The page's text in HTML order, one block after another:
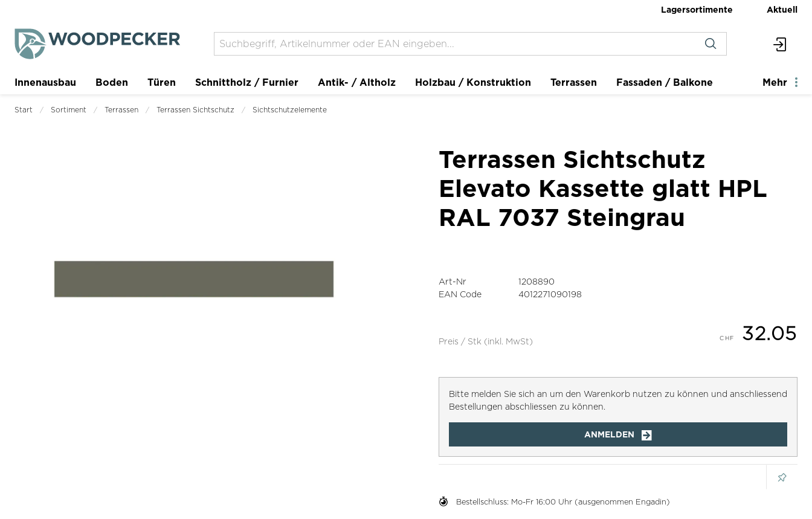
Lagersortimente Aktuell
Innenausbau Boden Türen Schnittholz / Furnier Antik- / Altholz Holzbau / Konstruktion Terrassen Fassaden / Balkone
Trockenbau Planer
Mehr
Start Sortiment Terrassen Terrassen Sichtschutz Sichtschutzelemente
Terrassen Sichtschutz
Elevato Kassette glatt HPL
RAL 7037 Steingrau
Preis / Stk (inkl. MwSt) 32.05
Bitte melden Sie sich an um den Warenkorb nutzen zu können und anschliessend
Bestellungen abschliessen zu können.
ANMELDEN
Bestellschluss: Mo-Fr 16:00 Uhr (ausgenommen Engadin)
Art-Nr
1208890
EAN Code
4012271090198